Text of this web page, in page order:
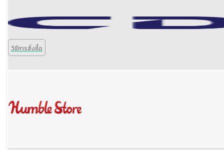
วิธีการสั่งซื้อ